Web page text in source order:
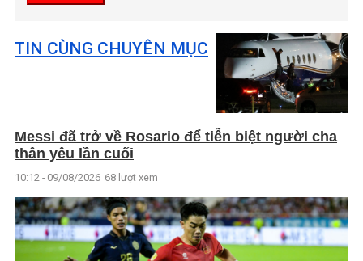
TIN CÙNG CHUYÊN MỤC
Messi đã trở về Rosario để tiễn biệt người cha
thân yêu lần cuối
10:12 - 09/08/2026 68 lượt xem